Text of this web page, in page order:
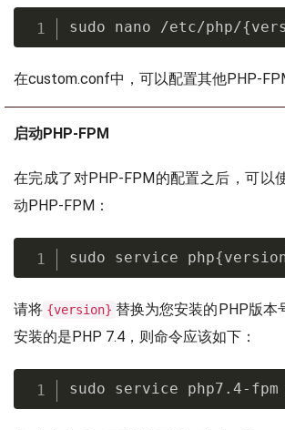
sudo nano /etc/php/
在custom.conf中，可以配置其他PHP-
启动PHP-FPM
在完成了对PHP-FPM的配置之后，可以
动PHP-FPM：
sudo service
请将 {version} 替换为您安装的PHP版本
安装的是PHP 7.4，则命令应该如下：
sudo service php7.4-